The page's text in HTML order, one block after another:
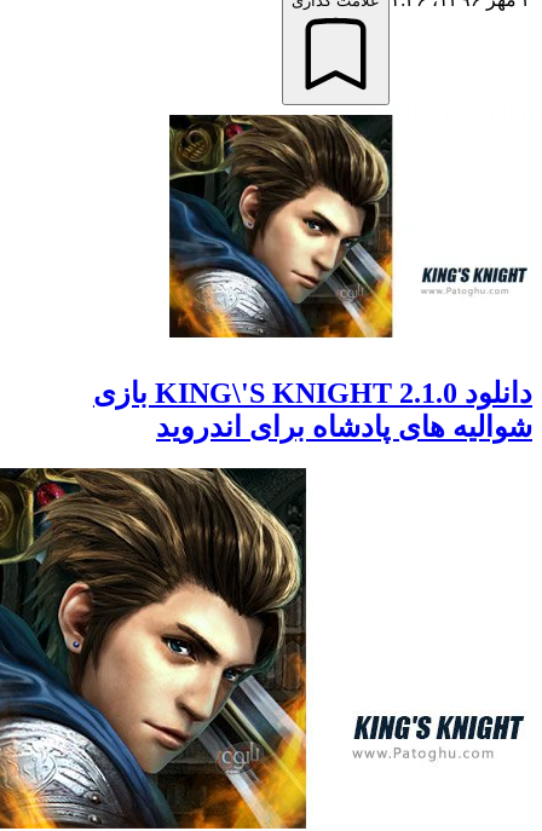
دانلود KING\'S KNIGHT 2.1.0 بازی
های پادشاه برای اندروید